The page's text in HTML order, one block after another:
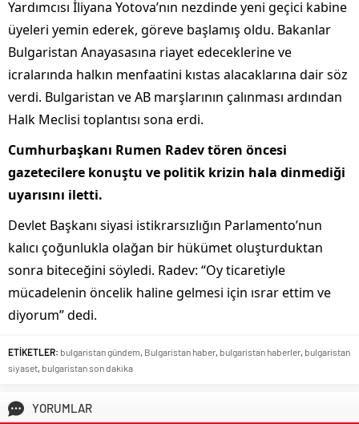
Yardımcısı İliyana Yotova’nın nezdinde yeni geçici kabine
üyeleri yemin ederek, göreve başlamış oldu. Bakanlar
Bulgaristan Anayasasına riayet edeceklerine ve
icralarında halkın menfaatini kıstas alacaklarına dair söz
verdi. Bulgaristan ve AB marşlarının çalınması ardından
Halk Meclisi toplantısı sona erdi.
Cumhurbaşkanı Rumen Radev tören öncesi
gazetecilere konuştu ve politik krizin hala dinmediği
uyarısını iletti.
Devlet Başkanı siyasi istikrarsızlığın Parlamento’nun
kalıcı çoğunlukla olağan bir hükümet oluşturduktan
sonra biteceğini söyledi. Radev: “Oy ticaretiyle
mücadelenin öncelik haline gelmesi için ısrar ettim ve
diyorum” dedi.
ETİKETLER: bulgaristan gündem, Bulgaristan haber, bulgaristan haberler, bulgaristan
siyaset, bulgaristan son dakika
YORUMLAR